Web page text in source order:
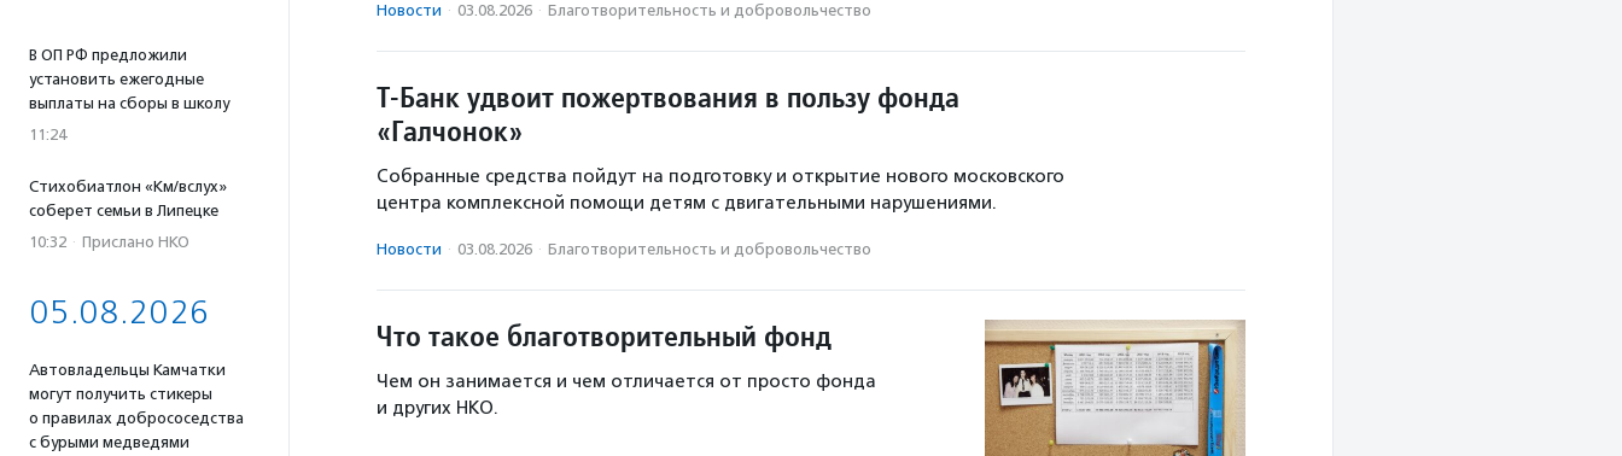
В ОП РФ предложили
установить ежегодные
выплаты на сборы в школу
11:24
Стихобиатлон «Км/вслух»
соберет семьи в Липецке
10:32 · Прислано НКО
05.08.2026
Автовладельцы Камчатки
могут получить стикеры
о правилах добрососедства
с бурыми медведями
Новости · 03.08.2026 · Благотвори­тель­ность и доброволь­чест­во
Т-Банк удвоит пожертвования в пользу фонда
«Галчонок»
Собранные средства пойдут на подготовку и открытие нового московского
центра комплексной помощи детям с двигательными нарушениями.
Новости · 03.08.2026 · Благотвори­тель­ность и доброволь­чест­во
Что такое благотворительный фонд
Чем он занимается и чем отличается от просто фонда
и других НКО.